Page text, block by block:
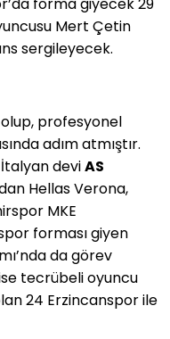
Mert Çetin
sergileyecek.
olup, profesyonel
adım atmıştır.
İtalyan deviAS
Hellas Verona,
MKE
forması giyen
da görev
tecrübeli oyuncu
24 Erzincanspor ile